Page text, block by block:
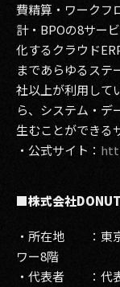
費精算・ワークフ
計・BPOの8サー
化するクラウド
まであらゆるステ
社以上が利用して
ら、システム・デ
生むことができる
・公式サイト：
■株式会社
・所在地 ：東京
ワー8階
・代表者 ：代